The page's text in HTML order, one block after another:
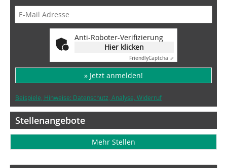
Anti-Roboter-Verifizierung
Hier klicken
FriendlyCaptcha ⇗
» Jetzt anmelden!
Beispiele, Hinweise: Datenschutz, Analyse, Widerruf
Stellenangebote
Mehr Stellen